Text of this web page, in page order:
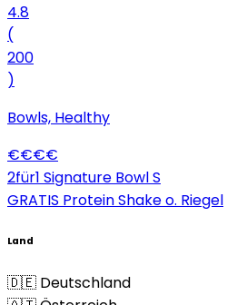
4.8
(
200
)
Bowls, Healthy
€€€€
2für1 Signature Bowl S
GRATIS Protein Shake o. Riegel
Land
🇩🇪 Deutschland